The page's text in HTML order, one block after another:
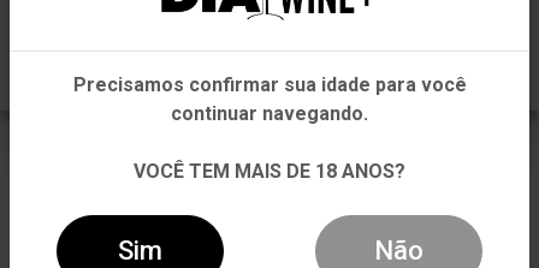
VINHO PACHECO PEREDA MALBEC TINTO 750ML
Pernambuco
Outros Estados
Precisamos confirmar sua idade para você
continuar navegando.
VOCÊ TEM MAIS DE 18 ANOS?
Sim Não